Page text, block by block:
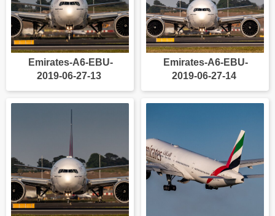
Emirates-A6-EBU-
2019-06-27-13
Emirates-A6-EBU-
2019-06-27-14